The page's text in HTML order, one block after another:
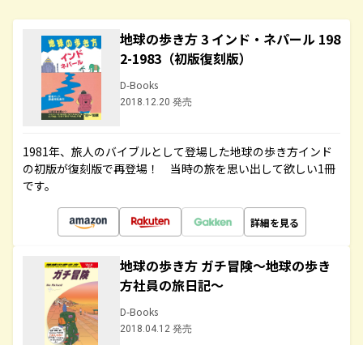
地球の歩き方 3 インド・ネパール 198
2-1983（初版復刻版）
D-Books
2018.12.20 発売
1981年、旅人のバイブルとして登場した地球の歩き方インド
の初版が復刻版で再登場！ 当時の旅を思い出して欲しい1冊
です。
詳細を見る
地球の歩き方 ガチ冒険～地球の歩き
方社員の旅日記～
D-Books
2018.04.12 発売